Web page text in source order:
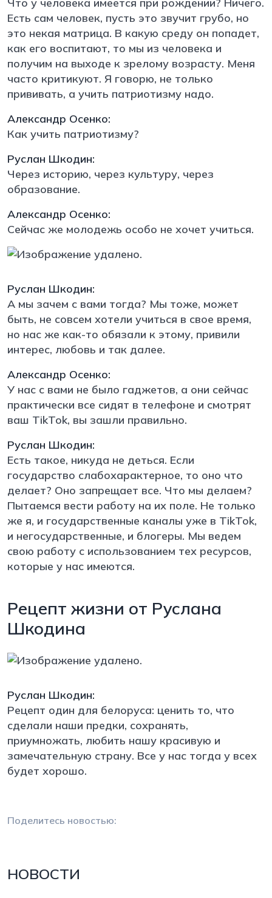
Есть сам человек, пусть это звучит грубо, но
это некая матрица. В какую среду он попадет,
как его воспитают, то мы из человека и
получим на выходе к зрелому возрасту. Меня
часто критикуют. Я говорю, не только
прививать, а учить патриотизму надо.
Александр Осенко:
Как учить патриотизму?
Руслан Шкодин:
Через историю, через культуру, через
образование.
Александр Осенко:
Сейчас же молодежь особо не хочет учиться.
Руслан Шкодин:
А мы зачем с вами тогда? Мы тоже, может
быть, не совсем хотели учиться в свое время,
но нас же как-то обязали к этому, привили
интерес, любовь и так далее.
Александр Осенко:
У нас с вами не было гаджетов, а они сейчас
практически все сидят в телефоне и смотрят
ваш TikTok, вы зашли правильно.
Руслан Шкодин:
Есть такое, никуда не деться. Если
государство слабохарактерное, то оно что
делает? Оно запрещает все. Что мы делаем?
Пытаемся вести работу на их поле. Не только
же я, и государственные каналы уже в TikTok,
и негосударственные, и блогеры. Мы ведем
свою работу с использованием тех ресурсов,
которые у нас имеются.
Рецепт жизни от Руслана
Шкодина
Руслан Шкодин:
Рецепт один для белоруса: ценить то, что
сделали наши предки, сохранять,
приумножать, любить нашу красивую и
замечательную страну. Все у нас тогда у всех
будет хорошо.
Поделитесь новостью:
НОВОСТИ